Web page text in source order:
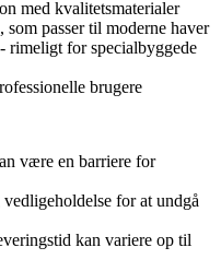
med kvalitetsmaterialer
passer til moderne haver
rimeligt for specialbyggede
brugere
være en barriere for
for at undgå
kan variere op til